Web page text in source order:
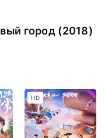
город (2018)
HD